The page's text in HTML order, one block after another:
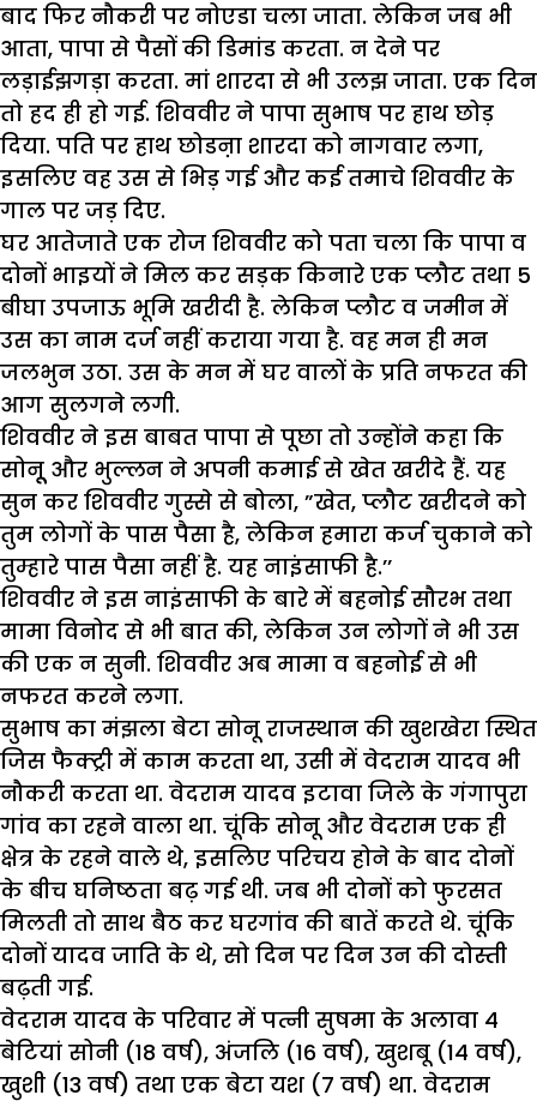
बाद फिर नौकरी पर नोएडा चला जाता. लेकिन जब भी
आता, पापा से पैसों की डिमांड करता. न देने पर
लड़ाईझगड़ा करता. मां शारदा से भी उलझ जाता. एक दिन
तो हद ही हो गई. शिववीर ने पापा सुभाष पर हाथ छोड़
दिया. पति पर हाथ छोडऩा शारदा को नागवार लगा,
इसलिए वह उस से भिड़ गई और कई तमाचे शिववीर के
गाल पर जड़ दिए.
घर आतेजाते एक रोज शिववीर को पता चला कि पापा व
दोनों भाइयों ने मिल कर सड़क किनारे एक प्लौट तथा 5
बीघा उपजाऊ भूमि खरीदी है. लेकिन प्लौट व जमीन में
उस का नाम दर्ज नहीं कराया गया है. वह मन ही मन
जलभुन उठा. उस के मन में घर वालों के प्रति नफरत की
आग सुलगने लगी.
शिववीर ने इस बाबत पापा से पूछा तो उन्होंने कहा कि
सोनूू और भुल्लन ने अपनी कमाई से खेत खरीदे हैं. यह
सुन कर शिववीर गुस्से से बोला, ”खेत, प्लौट खरीदने को
तुम लोगों के पास पैसा है, लेकिन हमारा कर्ज चुकाने को
तुम्हारे पास पैसा नहीं है. यह नाइंसाफी है.’’
शिववीर ने इस नाइंसाफी के बारे में बहनोई सौरभ तथा
मामा विनोद से भी बात की, लेकिन उन लोगों ने भी उस
की एक न सुनी. शिववीर अब मामा व बहनोई से भी
नफरत करने लगा.
सुभाष का मंझला बेटा सोनू राजस्थान की खुशखेरा स्थित
जिस फैक्ट्री में काम करता था, उसी में वेदराम यादव भी
नौकरी करता था. वेदराम यादव इटावा जिले के गंगापुरा
गांव का रहने वाला था. चूंकि सोनू और वेदराम एक ही
क्षेत्र के रहने वाले थे, इसलिए परिचय होने के बाद दोनों
के बीच घनिष्ठता बढ़ गई थी. जब भी दोनों को फुरसत
मिलती तो साथ बैठ कर घरगांव की बातें करते थे. चूंकि
दोनों यादव जाति के थे, सो दिन पर दिन उन की दोस्ती
बढ़ती गई.
वेदराम यादव के परिवार में पत्नी सुषमा के अलावा 4
बेटियां सोनी (18 वर्ष), अंजलि (16 वर्ष), खुशबू (14 वर्ष),
खुशी (13 वर्ष) तथा एक बेटा यश (7 वर्ष) था. वेदराम